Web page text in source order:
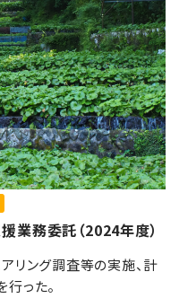
務委託（2024年度）
リング調査等の実施、計
った。